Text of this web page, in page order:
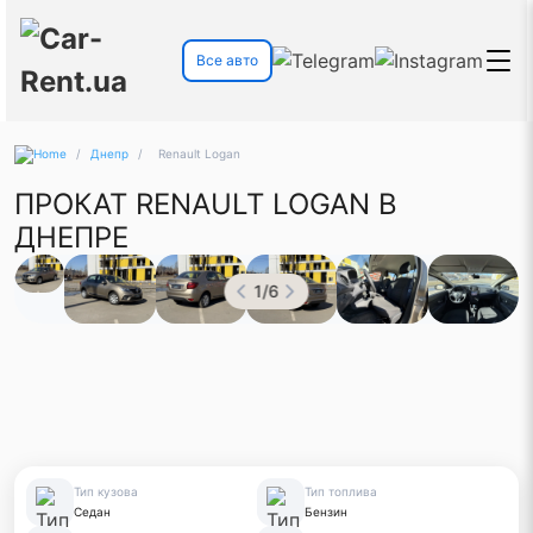
Все авто
/ Днепр / Renault Logan
ПРОКАТ RENAULT LOGAN В
ДНЕПРЕ
1/6
Тип кузова
Седан
Тип топлива
Бензин